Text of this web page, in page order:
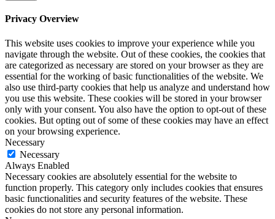
Privacy Overview
This website uses cookies to improve your experience while you
navigate through the website. Out of these cookies, the cookies that
are categorized as necessary are stored on your browser as they are
essential for the working of basic functionalities of the website. We
also use third-party cookies that help us analyze and understand how
you use this website. These cookies will be stored in your browser
only with your consent. You also have the option to opt-out of these
cookies. But opting out of some of these cookies may have an effect
on your browsing experience.
Necessary
Necessary
Always Enabled
Necessary cookies are absolutely essential for the website to
function properly. This category only includes cookies that ensures
basic functionalities and security features of the website. These
cookies do not store any personal information.